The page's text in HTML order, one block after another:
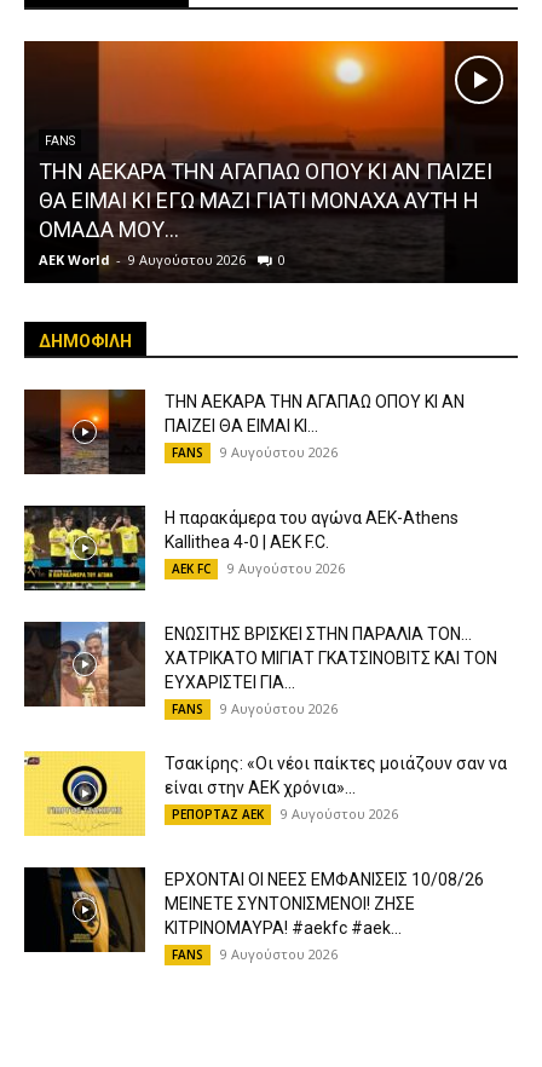
FANS
ΤΗΝ ΑΕΚΑΡΑ ΤΗΝ ΑΓΑΠΑΩ ΟΠΟΥ ΚΙ ΑΝ ΠΑΙΖΕΙ
ΘΑ ΕΙΜΑΙ ΚΙ ΕΓΩ ΜΑΖΙ ΓΙΑΤΙ ΜΟΝΑΧΑ ΑΥΤΗ Η
ΟΜΑΔΑ ΜΟΥ…
AEK World - 9 Αυγούστου 2026 0
ΔΗΜΟΦΙΛΗ
ΤΗΝ ΑΕΚΑΡΑ ΤΗΝ ΑΓΑΠΑΩ ΟΠΟΥ ΚΙ ΑΝ
ΠΑΙΖΕΙ ΘΑ ΕΙΜΑΙ ΚΙ...
FANS 9 Αυγούστου 2026
Η παρακάμερα του αγώνα ΑΕΚ-Athens
Kallithea 4-0 | AEK F.C.
AEK FC 9 Αυγούστου 2026
ΕΝΩΣΙΤΗΣ ΒΡΙΣΚΕΙ ΣΤΗΝ ΠΑΡΑΛΙΑ ΤΟΝ…
ΧΑΤΡΙΚΑΤΟ ΜΙΓΙΑΤ ΓΚΑΤΣΙΝΟΒΙΤΣ ΚΑΙ ΤΟΝ
ΕΥΧΑΡΙΣΤΕΙ ΓΙΑ...
FANS 9 Αυγούστου 2026
Τσακίρης: «Οι νέοι παίκτες μοιάζουν σαν να
είναι στην ΑΕΚ χρόνια»...
ΡΕΠΟΡΤΑΖ ΑΕΚ 9 Αυγούστου 2026
ΕΡΧΟΝΤΑΙ ΟΙ ΝΕΕΣ ΕΜΦΑΝΙΣΕΙΣ 10/08/26
ΜΕΙΝΕΤΕ ΣΥΝΤΟΝΙΣΜΕΝΟΙ! ΖΗΣΕ
ΚΙΤΡΙΝΟΜΑΥΡΑ! #aekfc #aek...
FANS 9 Αυγούστου 2026